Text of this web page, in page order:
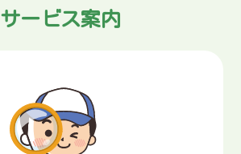
サービス案内